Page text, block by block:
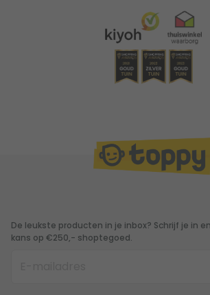
De leukste producten in je inbox? Schrijf je in
kans op €250,- shoptegoed.